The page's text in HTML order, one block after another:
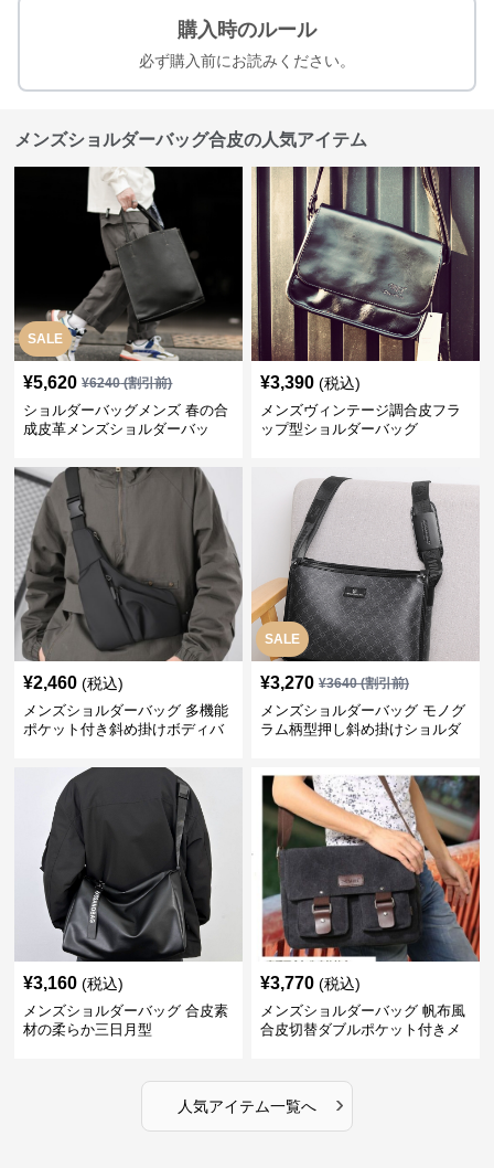
購入時のルール
必ず購入前にお読みください。
メンズショルダーバッグ合皮の人気アイテム
SALE
¥5,620 ¥6240(割引前)
ショルダーバッグメンズ 春の合
成皮革メンズショルダーバッ
¥3,390 (税込)
メンズヴィンテージ調合皮フラ
ップ型ショルダーバッグ
¥2,460 (税込)
メンズショルダーバッグ 多機能
ポケット付き斜め掛けボディバ
SALE
¥3,270 ¥3640(割引前)
メンズショルダーバッグ モノグ
ラム柄型押し斜め掛けショルダ
¥3,160 (税込)
メンズショルダーバッグ 合皮素
材の柔らか三日月型
¥3,770 (税込)
メンズショルダーバッグ 帆布風
合皮切替ダブルポケット付きメ
人気アイテム一覧へ ›